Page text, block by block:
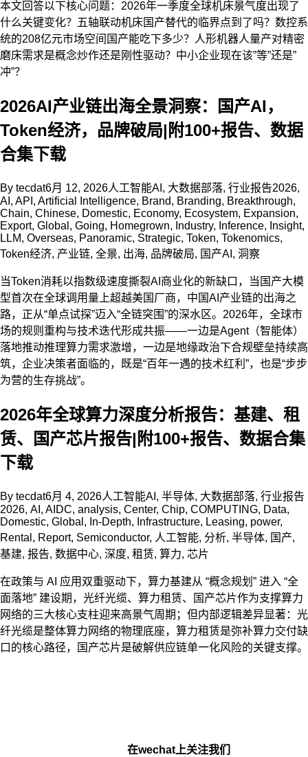
本文回答以下核心问题：2026年一季度全球机床景气度出现了
什么关键变化？五轴联动机床国产替代的临界点到了吗？数控系
统的208亿元市场空间国产能吃下多少？人形机器人量产对精密
磨床需求是概念炒作还是刚性驱动？中小企业现在该”等”还是”
冲”？
2026AI产业链出海全景洞察：国产AI，
Token经济，品牌破局|附100+报告、数据
合集下载
By tecdat6月 12, 2026人工智能AI , 大数据部落, 行业报告2026,
AI , API , Artificial Intelligence, Brand, Branding, Breakthrough,
Chain, Chinese, Domestic, Economy, Ecosystem, Expansion,
Export, Global , Going, Homegrown, Industry, Inference, Insight,
LLM, Overseas, Panoramic, Strategic, Token, Tokenomics,
Token经济, 产业链, 全景, 出海, 品牌破局, 国产AI , 洞察
当Token消耗以指数级速度撕裂AI商业化的新缺口，当国产大模
型首次在全球调用量上超越美国厂商，中国AI产业链的出海之
路，正从“单点试探”迈入“全链突围”的深水区。2026年，全球市
场的规则重构与技术迭代形成共振——一边是Agent（智能体）
落地推动推理算力需求激增，一边是地缘政治下合规壁垒持续高
筑，企业决策者面临的，既是“百年一遇的技术红利”，也是“步步
为营的生存挑战”。
2026年全球算力深度分析报告：基建、租
赁、国产芯片报告|附100+报告、数据合集
下载
By tecdat6月 4, 2026人工智能AI , 半导体, 大数据部落, 行业报告
2026, AI , AIDC, analysis, Center, Chip, COMPUTING, Data,
Domestic, Global , In-Depth, Infrastructure, Leasing, power,
Rental , Report, Semiconductor, 人工智能, 分析, 半导体, 国产,
基建, 报告, 数据中心, 深度, 租赁, 算力, 芯片
在政策与 AI 应用双重驱动下，算力基建从 “概念规划” 进入 “全
面落地” 建设期，光纤光缆、算力租赁、国产芯片作为支撑算力
网络的三大核心支柱迎来高景气周期；但内部逻辑差异显著：光
纤光缆是整体算力网络的物理底座，算力租赁是弥补算力交付缺
口的核心路径，国产芯片是破解供应链单一化风险的关键支撑。
在wechat上关注我们